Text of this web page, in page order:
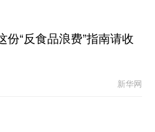
份“反食品浪费”指南请收
新华网